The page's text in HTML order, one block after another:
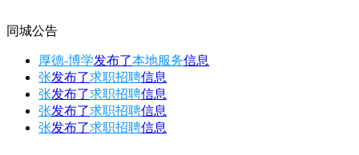
同城公告
厚德-博学发布了本地服务信息
张发布了求职招聘信息
张发布了求职招聘信息
张发布了求职招聘信息
张发布了求职招聘信息